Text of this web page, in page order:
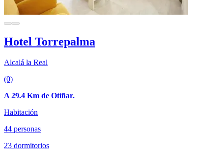
Hotel Torrepalma
Alcalá la Real
(0)
A 29.4 Km de Otíñar.
Habitación
44 personas
23 dormitorios